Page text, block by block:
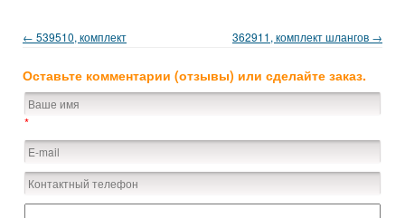
← 539510, комплект 362911, комплект шлангов →
Оставьте комментарии (отзывы) или сделайте заказ.
*